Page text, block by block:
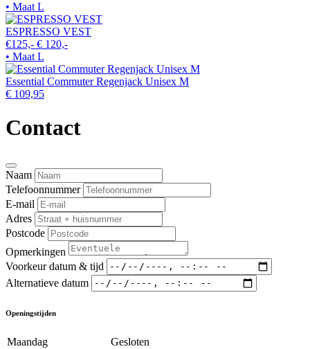
• Maat L
ESPRESSO VEST
€125,- € 120,-
• Maat L
Essential Commuter Regenjack Unisex M
€ 109,95
Contact
Naam
Telefoonnummer
E-mail
Adres
Postcode
Opmerkingen
Voorkeur datum & tijd
Alternatieve datum
Openingstijden
Maandag
Gesloten